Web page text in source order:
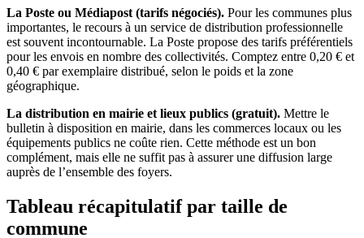
La Poste ou Médiapost (tarifs négociés). Pour les communes plus
importantes, le recours à un service de distribution professionnelle
est souvent incontournable. La Poste propose des tarifs préférentiels
pour les envois en nombre des collectivités. Comptez entre 0,20 € et
0,40 € par exemplaire distribué, selon le poids et la zone
géographique.
La distribution en mairie et lieux publics (gratuit). Mettre le
bulletin à disposition en mairie, dans les commerces locaux ou les
équipements publics ne coûte rien. Cette méthode est un bon
complément, mais elle ne suffit pas à assurer une diffusion large
auprès de l’ensemble des foyers.
Tableau récapitulatif par taille de
commune